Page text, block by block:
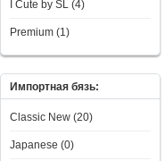
I Сute by SL (4)
Premium (1)
Импортная бязь:
Classic New (20)
Japanese (0)